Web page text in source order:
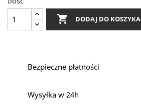
 DODAJ DO KOSZYKA
Bezpieczne płatności
Wysyłka w 24h